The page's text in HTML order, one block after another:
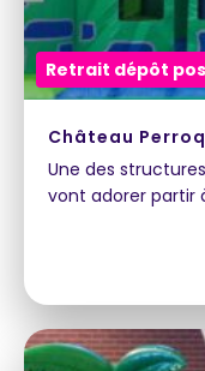
Retrait dépôt
Château
Une des
vont adorer partir